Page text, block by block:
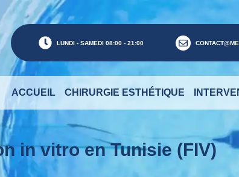
LUNDI - SAMEDI 08:00 - 21:00
ACCUEIL CHIRURGIE ESTHÉTIQUE
in vitro en Tunisie (FIV)